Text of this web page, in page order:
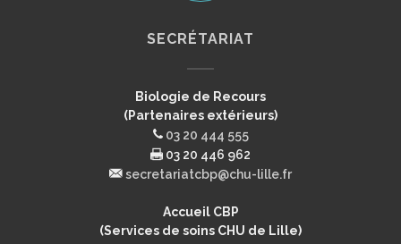
SECRÉTARIAT
Biologie de Recours
(Partenaires extérieurs)
03 20 444 555
03 20 446 962
secretariatcbp@chu-lille.fr
Accueil CBP
(Services de soins CHU de Lille)